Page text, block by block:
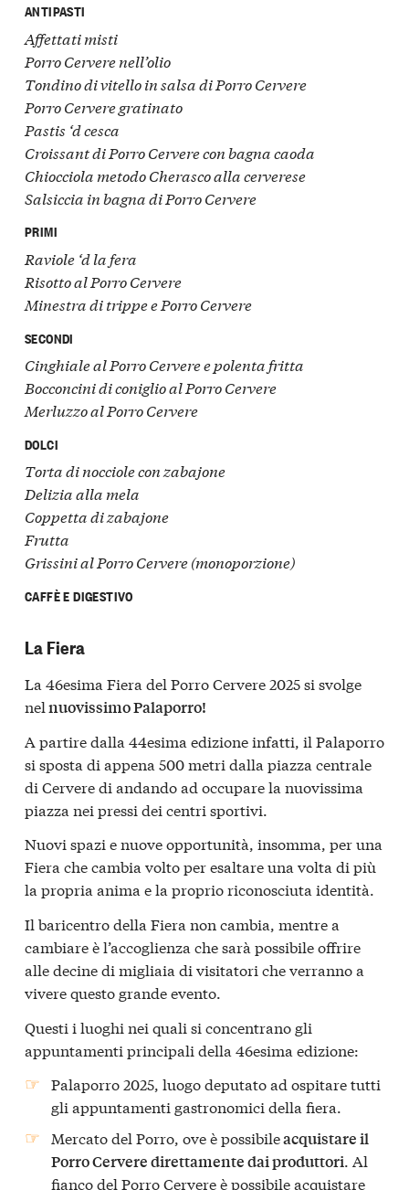
ANTIPASTI
Affettati misti
Porro Cervere nell’olio
Tondino di vitello in salsa di Porro Cervere
Porro Cervere gratinato
Pastis ‘d cesca
Croissant di Porro Cervere con bagna caoda
Chiocciola metodo Cherasco alla cerverese
Salsiccia in bagna di Porro Cervere
PRIMI
Raviole ‘d la fera
Risotto al Porro Cervere
Minestra di trippe e Porro Cervere
SECONDI
Cinghiale al Porro Cervere e polenta fritta
Bocconcini di coniglio al Porro Cervere
Merluzzo al Porro Cervere
DOLCI
Torta di nocciole con zabajone
Delizia alla mela
Coppetta di zabajone
Frutta
Grissini al Porro Cervere (monoporzione)
CAFFÈ E DIGESTIVO
La Fiera
La 46esima Fiera del Porro Cervere 2025 si svolge
nelnuovissimo Palaporro!
A partire dalla 44esima edizione infatti, il Palaporro
si sposta di appena 500 metri dalla piazza centrale
di Cervere di andando ad occupare la nuovissima
piazza nei pressi dei centri sportivi.
Nuovi spazi e nuove opportunità, insomma, per una
Fiera che cambia volto per esaltare una volta di più
la propria anima e la proprio riconosciuta identità.
Il baricentro della Fiera non cambia, mentre a
cambiare è l’accoglienza che sarà possibile offrire
alle decine di migliaia di visitatori che verranno a
vivere questo grande evento.
Questi i luoghi nei quali si concentrano gli
appuntamenti principali della 46esima edizione:
Palaporro 2025, luogo deputato ad ospitare tutti
gli appuntamenti gastronomici della fiera.
Mercato del Porro, ove è possibileacquistare il
Porro Cervere direttamente dai produttori. Al
fianco del Porro Cervere è possibile acquistare